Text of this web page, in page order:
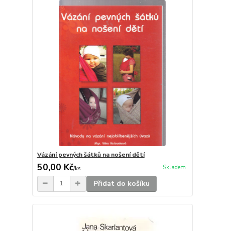
Vázání pevných šátků na nošení dětí
50,00 Kč/ks Skladem
Přidat do košíku